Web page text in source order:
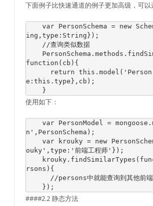
下面例子比快速通道的例子更加高级，可以
var PersonSchema = new
ing , type : String });
//查询类似数据
PersonSchema . methods .
function ( cb ){
return this . model (
e : this . type }, cb );
}
使用如下：
var PersonModel = mongoose .
n' , PersonSchema );
var krouky = new
ouky' , type : '前端工程师' });
    krouky
. findSimilarTypes (
rsons ){
//persons中就能查询到其他前端
});
####2.2 静态方法